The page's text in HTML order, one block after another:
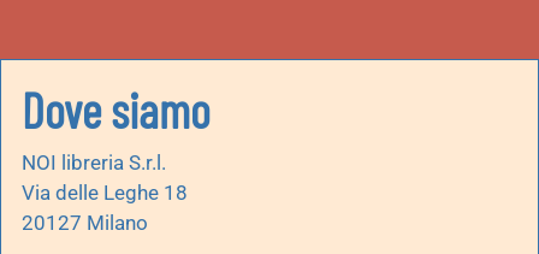
Dove siamo
NOI libreria S.r.l.
Via delle Leghe 18
20127 Milano